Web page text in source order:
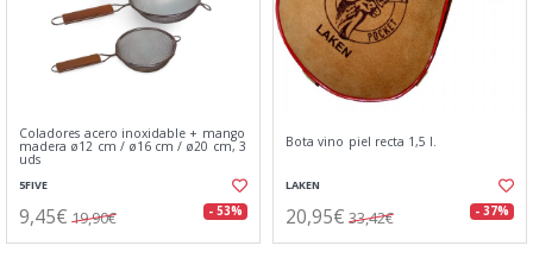
Coladores acero inoxidable + mango
madera ø12 cm / ø16 cm / ø20 cm, 3
uds
5FIVE
9,45€ 19,90€ - 53%
Bota vino piel recta 1,5 l.
LAKEN
20,95€ 33,42€ - 37%